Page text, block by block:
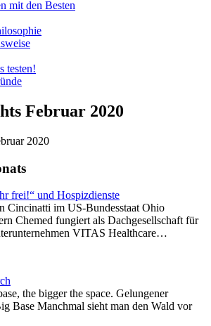
mit den Besten
testen!
Februar 2020
frei!“ und Hospizdienste
Cincinatti im US-Bundesstaat Ohio
Chemed fungiert als Dachgesellschaft für
VITAS Healthcare…
the bigger the space. Gelungener
Base Manchmal sieht man den Wald vor